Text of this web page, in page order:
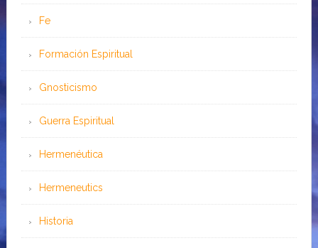
Fe
Formación Espiritual
Gnosticismo
Guerra Espiritual
Hermenéutica
Hermeneutics
Historia